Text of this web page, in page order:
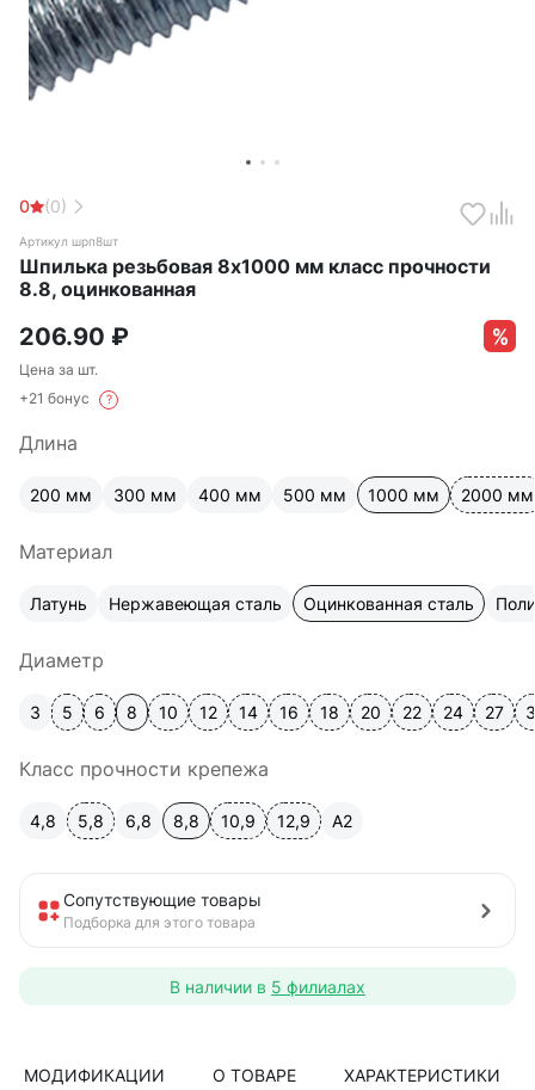
0 (0)
Артикул шрп8шт
Шпилька резьбовая 8х1000 мм класс прочности
8.8, оцинкованная
206.90 ₽
Цена за шт.
+21 бонус
?
Длина
200 мм 300 мм 400 мм 500 мм 1000 мм 2000 мм
Материал
Латунь Нержавеющая сталь Оцинкованная сталь
Диаметр
3 5 6 8 10 12 14 16 18 20 22 24 27
Класс прочности крепежа
4,8 5,8 6,8 8,8 10,9 12,9 A2
Сопутствующие товары
Подборка для этого товара
В наличии в 5 филиалах
МОДИФИКАЦИИ О ТОВАРЕ ХАРАКТЕРИСТИКИ